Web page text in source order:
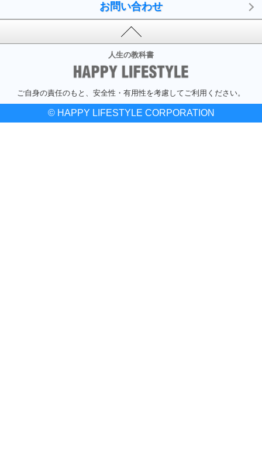
お問い合わせ
人生の教科書
ご自身の責任のもと、安全性・有用性を考慮してご利用ください。
© HAPPY LIFESTYLE CORPORATION